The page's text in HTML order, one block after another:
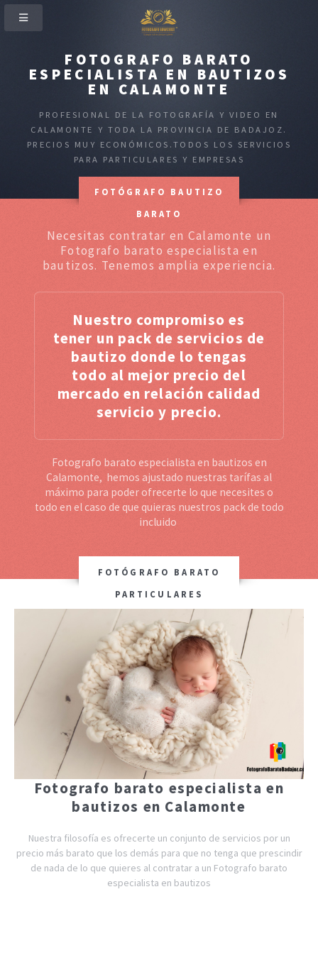
FOTOGRAFO BARATO
ESPECIALISTA EN BAUTIZOS
EN CALAMONTE
PROFESIONAL DE LA FOTOGRAFÍA Y VIDEO EN
CALAMONTE Y TODA LA PROVINCIA DE BADAJOZ.
PRECIOS MUY ECONÓMICOS.TODOS LOS SERVICIOS
PARA PARTICULARES Y EMPRESAS
FOTÓGRAFO BAUTIZO
BARATO
Necesitas contratar en Calamonte un
Fotografo barato especialista en
bautizos. Tenemos amplia experiencia.
Nuestro compromiso es
tener un pack de servicios de
bautizo donde lo tengas
todo al mejor precio del
mercado en relación calidad
servicio y precio.
Fotografo barato especialista en bautizos en
Calamonte, hemos ajustado nuestras tarífas al
máximo para poder ofrecerte lo que necesites o
todo en el caso de que quieras nuestros pack de todo
incluido
FOTÓGRAFO BARATO
PARTICULARES
Fotografo barato especialista en
bautizos en Calamonte
Nuestra filosofía es ofrecerte un conjunto de servicios por un
precio más barato que los demás para que no tenga que prescindir
de nada de lo que quieres al contratar a un Fotografo barato
especialista en bautizos